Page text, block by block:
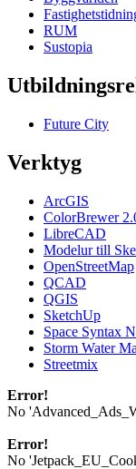
RUM
Sustopia
Future City
Verktyg
ArcGIS
ColorBrewer
LibreCAD
Modelur till
OpenStreetMap
QCAD
QGIS
SketchUp
Space Syntax
Storm Water
Streetmix
Error!
No
Error!
No